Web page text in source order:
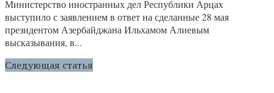
Министерство иностранных дел Республики Арцах
выступило с заявлением в ответ на сделанные 28 мая
президентом Азербайджана Ильхамом Алиевым
высказывания, в...
Следующая статья